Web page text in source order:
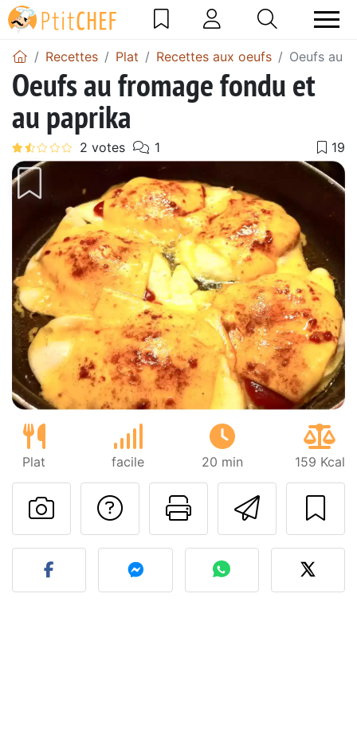
Recettes Plat Recettes aux oeufs Oeufs au
Oeufs au fromage fondu et
au paprika
Plat facile 20 min 159 Kcal
Imprimer
Poser une
Publier votre photo de